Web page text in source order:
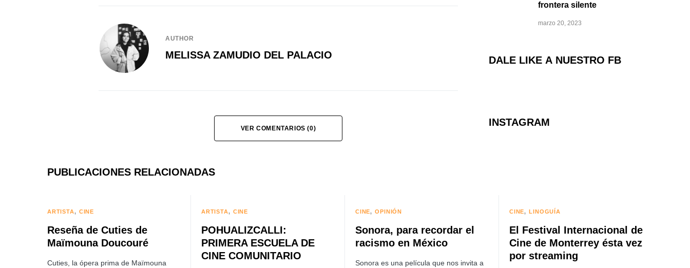
AUTHOR
MELISSA ZAMUDIO DEL PALACIO
VER COMENTARIOS (0)
frontera silente
marzo 20, 2023
DALE LIKE A NUESTRO FB
INSTAGRAM
PUBLICACIONES RELACIONADAS
ARTISTA CINE
Reseña de Cuties de
Maïmouna Doucouré
Cuties, la ópera prima de Maïmouna
ARTISTA CINE
POHUALIZCALLI:
PRIMERA ESCUELA DE
CINE COMUNITARIO
CINE OPINIÓN
Sonora, para recordar el
racismo en México
Sonora es una película que nos invita a
CINE LINOGUÍA
El Festival Internacional de
Cine de Monterrey ésta vez
por streaming